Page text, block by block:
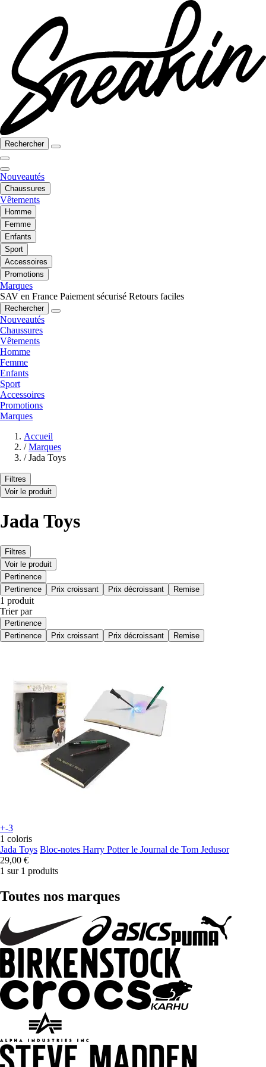
Rechercher
Nouveautés
Chaussures
Vêtements
Homme
Femme
Enfants
Sport
Accessoires
Promotions
Marques
SAV en France Paiement sécurisé Retours faciles
Rechercher
Nouveautés
Chaussures
Vêtements
Homme
Femme
Enfants
Sport
Accessoires
Promotions
Marques
Accueil
/ Marques
/ Jada Toys
Filtres
Voir le produit
Jada Toys
Filtres
Voir le produit
Pertinence
Pertinence
Prix croissant Prix décroissant Remise
1 produit
Trier par
Pertinence
Pertinence
Prix croissant Prix décroissant Remise
+-3
1 coloris
Jada Toys Bloc-notes Harry Potter le Journal de Tom Jedusor
29,00 €
1 sur 1 produits
Toutes nos marques